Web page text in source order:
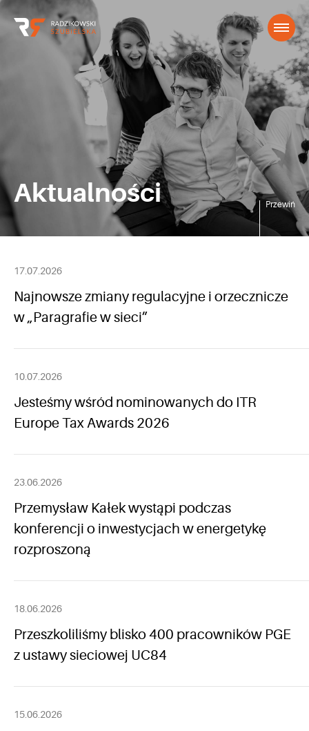
Aktualności Przewiń
17.07.2026
Najnowsze zmiany regulacyjne i orzecznicze
w „Paragrafie w sieci”
10.07.2026
Jesteśmy wśród nominowanych do ITR
Europe Tax Awards 2026
23.06.2026
Przemysław Kałek wystąpi podczas
konferencji o inwestycjach w energetykę
rozproszoną
18.06.2026
Przeszkoliliśmy blisko 400 pracowników PGE
z ustawy sieciowej UC84
15.06.2026